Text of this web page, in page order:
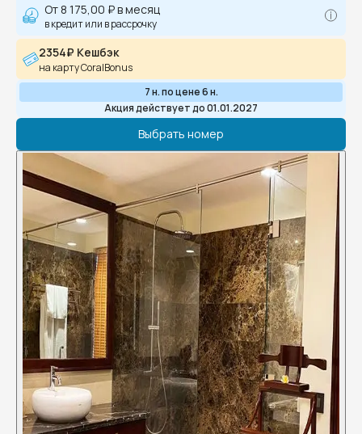
От 8 175,00 ₽в месяц
в кредит или в рассрочку
2354₽ Кешбэк
на карту CoralBonus
7 н. по цене 6 н.
Акция действует до 01.01.2027
Выбрать номер